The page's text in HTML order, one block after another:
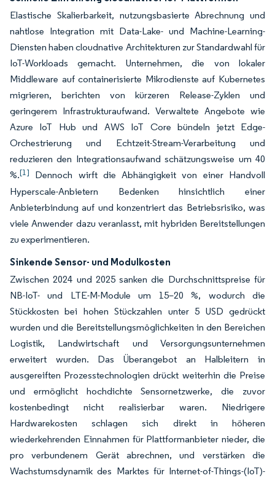
Elastische Skalierbarkeit, nutzungsbasierte Abrechnung und
nahtlose Integration mit Data-Lake- und Machine-Learning-
Diensten haben cloudnative Architekturen zur Standardwahl für
IoT-Workloads gemacht. Unternehmen, die von lokaler
Middleware auf containerisierte Mikrodienste auf Kubernetes
migrieren, berichten von kürzeren Release-Zyklen und
geringerem Infrastrukturaufwand. Verwaltete Angebote wie
Azure IoT Hub und AWS IoT Core bündeln jetzt Edge-
Orchestrierung und Echtzeit-Stream-Verarbeitung und
reduzieren den Integrationsaufwand schätzungsweise um 40
%.[1]
Dennoch wirft die Abhängigkeit von einer Handvoll
Hyperscale-Anbietern Bedenken hinsichtlich einer
Anbieterbindung auf und konzentriert das Betriebsrisiko, was
viele Anwender dazu veranlasst, mit hybriden Bereitstellungen
zu experimentieren.
Sinkende Sensor- und Modulkosten
Zwischen 2024 und 2025 sanken die Durchschnittspreise für
NB-IoT- und LTE-M-Module um 15–20 %, wodurch die
Stückkosten bei hohen Stückzahlen unter 5 USD gedrückt
wurden und die Bereitstellungsmöglichkeiten in den Bereichen
Logistik, Landwirtschaft und Versorgungsunternehmen
erweitert wurden. Das Überangebot an Halbleitern in
ausgereiften Prozesstechnologien drückt weiterhin die Preise
und ermöglicht hochdichte Sensornetzwerke, die zuvor
kostenbedingt nicht realisierbar waren. Niedrigere
Hardwarekosten schlagen sich direkt in höheren
wiederkehrenden Einnahmen für Plattformanbieter nieder, die
pro verbundenem Gerät abrechnen, und verstärken die
Wachstumsdynamik des Marktes für Internet-of-Things-(IoT)-